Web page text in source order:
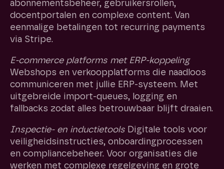
abonnementsbeheer, gebruikersrollen,
docentportalen en complexe content. Van
eenmalige betalingen tot recurring payments
via Stripe.
E-commerce platforms met ERP-koppeling
Webshops en verkoopplatforms die naadloos
communiceren met jullie ERP-systeem. Met
uitgebreide import-queues, logging en
fallbacks zodat alles betrouwbaar blijft draaien.
Inspectie- en inductietools Digitale tools voor
veiligheidsinstructies, onboardingprocessen
en compliancebeheer. Voor organisaties die
werken met complexe regelgeving en grote